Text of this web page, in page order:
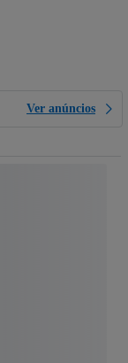
Ver anúncios